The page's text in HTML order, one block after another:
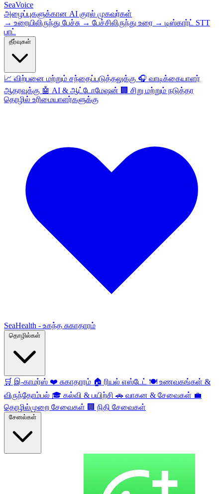
SeaVoice
அழைப்புகளுக்கான AI குரல் முகவர்கள்
→ உரையிலிருந்து பேச்சு → பேச்சிலிருந்து உரை → டிஸ்கார்ட் STT
பாட்
📈 விற்பனை மற்றும் சந்தைப்படுத்தலுக்கு 🎧 வாடிக்கையாளர்
ஆதரவுக்கு 🤖 AI & ஆட்டோமேஷன் 🏢 சிறு மற்றும் நடுத்தர
தொழில் உரிமையாளர்களுக்கு
SeaHealth - உகந்த சுகாதாரம்
🛒 இ-காமர்ஸ் ❤️ சுகாதாரம் 🏠 ரியல் எஸ்டேட் 🍽️ உணவகங்கள் &
விருந்தோம்பல் 🎓 கல்வி & பயிற்சி 🚗 வாகன & சேவைகள் 💼
தொழில்முறை சேவைகள் 🏢 நிதி சேவைகள்